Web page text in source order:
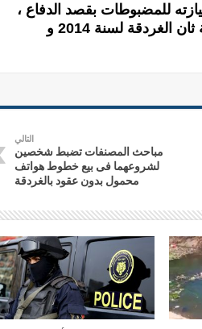
للمضبوطات بقصد الدفاع ،
تحرر عن ذلك المحضر رقم 3201 جنح قسم شرطة ثان الغردقة لسنة 2014 و
التالي
مباحث المصنفات تضبط شخصين
لشروعهما فى بيع خطوط هواتف
محمول بدون عقود بالغردقة